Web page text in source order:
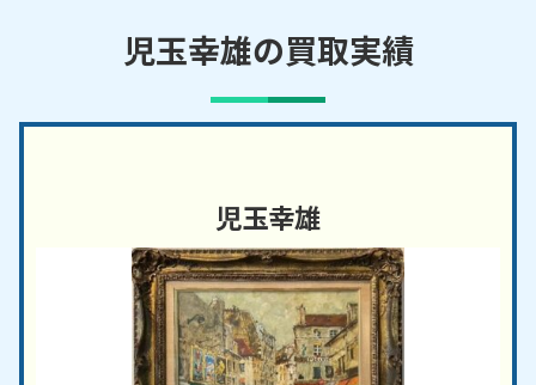
児玉幸雄の買取実績
児玉幸雄